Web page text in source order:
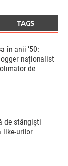
TAGS
în anii ’50:
naționalist
de
de stângişti
like-urilor